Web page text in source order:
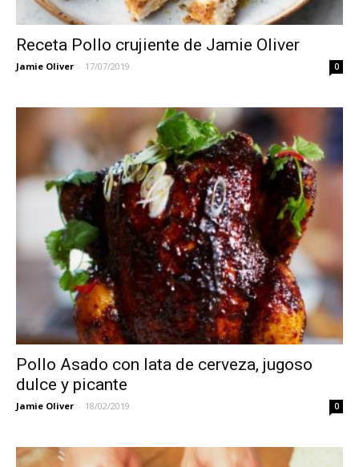
Receta Pollo crujiente de Jamie Oliver
Jamie Oliver - 17/07/2019 0
Pollo Asado con lata de cerveza, jugoso
dulce y picante
Jamie Oliver - 18/02/2019 0